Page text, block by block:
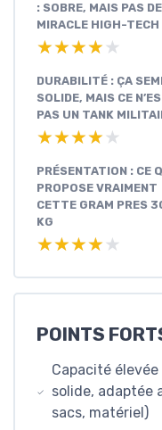
: SOBRE, MAIS PAS DE
MIRACLE HIGH-TECH
★★★★★
★★★★★
DURABILITÉ : ÇA
SOLIDE, MAIS CE
PAS UN TANK
★★★★★
★★★★★
PRÉSENTATION : CE
PROPOSE VRAIMENT
CETTE GRAM PRES
KG
★★★★★
★★★★★
POINTS
Capacité
solide, adaptée
sacs, matériel)